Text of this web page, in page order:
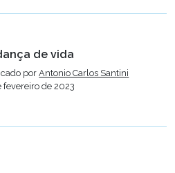
de vida
porAntonio Carlos Santini
fevereiro de 2023